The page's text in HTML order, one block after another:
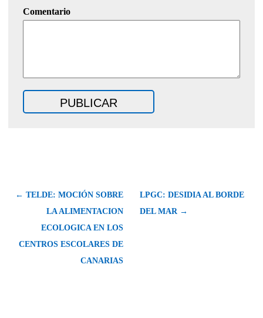
Comentario
← TELDE: MOCIÓN SOBRE
LA ALIMENTACION
ECOLOGICA EN LOS
CENTROS ESCOLARES DE
CANARIAS
LPGC: DESIDIA AL BORDE
DEL MAR →